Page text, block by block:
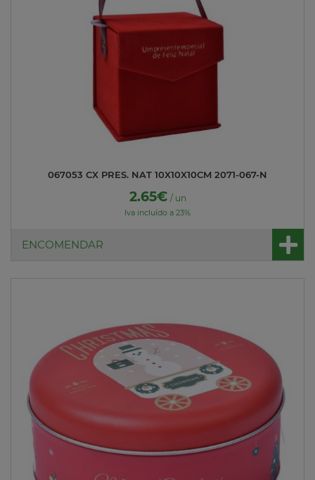
067053 CX PRES. NAT 10X10X10CM 2071-067-N
2.65€ / un
Iva incluído a 23%
ENCOMENDAR